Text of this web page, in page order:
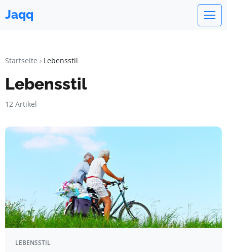
Jaqq
Startseite Lebensstil
Lebensstil
12 Artikel
LEBENSSTIL